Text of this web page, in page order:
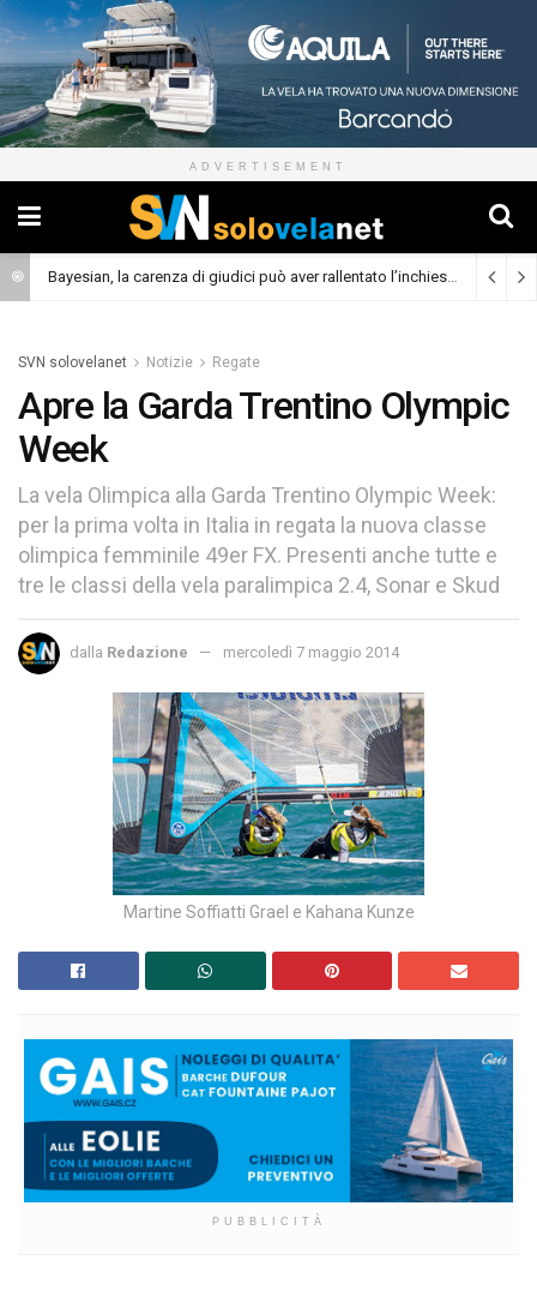
ADVERTISEMENT
Bayesian, la carenza di giudici può aver rallentato l’inchiesta (Cronaca)
SVN solovelanet Notizie Regate
Apre la Garda Trentino Olympic
Week
La vela Olimpica alla Garda Trentino Olympic Week:
per la prima volta in Italia in regata la nuova classe
olimpica femminile 49er FX. Presenti anche tutte e
tre le classi della vela paralimpica 2.4, Sonar e Skud
dalla Redazione mercoledì 7 maggio 2014
Martine Soffiatti Grael e Kahana Kunze
PUBBLICITÀ